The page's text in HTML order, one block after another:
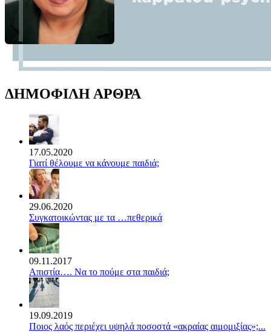
ΔΗΜΟΦΙΛΗ ΑΡΘΡΑ
17.05.2020
Γιατί θέλουμε να κάνουμε παιδιά;
29.06.2020
Συγκατοικώντας με τα …πεθερικά
09.11.2017
Απιστία…. Να το πούμε στα παιδιά;
19.09.2019
Ποιος λαός περιέχει υψηλά ποσοστά «ακραίας αιμομιξίας»;...